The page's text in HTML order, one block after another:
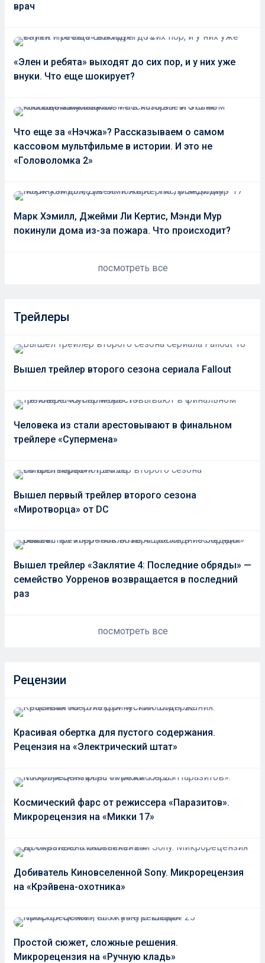
врач
«Элен и ребята» выходят до сих пор, и у них уже
внуки. Что еще шокирует?
Что еще за «Нэчжа»? Рассказываем о самом
кассовом мультфильме в истории. И это не
«Головоломка 2»
Марк Хэмилл, Джейми Ли Кертис, Мэнди Мур
покинули дома из-за пожара. Что происходит?
посмотреть все
Трейлеры
Вышел трейлер второго сезона сериала Fallout
Человека из стали арестовывают в финальном
трейлере «Супермена»
Вышел первый трейлер второго сезона
«Миротворца» от DC
Вышел трейлер «Заклятие 4: Последние обряды» —
семейство Уорренов возвращается в последний
раз
посмотреть все
Рецензии
Красивая обертка для пустого содержания.
Рецензия на «Электрический штат»
Космический фарс от режиссера «Паразитов».
Микрорецензия на «Микки 17»
Добиватель Киновселенной Sony. Микрорецензия
на «Крэйвена-охотника»
Простой сюжет, сложные решения.
Микрорецензия на «Ручную кладь»